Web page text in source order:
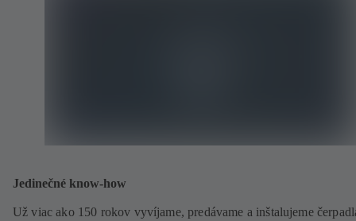
Jedinečné know-how
Už viac ako 150 rokov vyvíjame, predávame a inštalujeme